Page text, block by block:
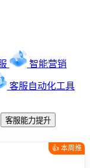
智能营销
客服自动化工具
客服能力提升
👍 本周推